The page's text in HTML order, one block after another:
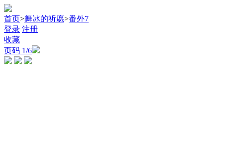
首页>舞冰的祈愿>番外7
登录 注册
收藏
页码 1/6